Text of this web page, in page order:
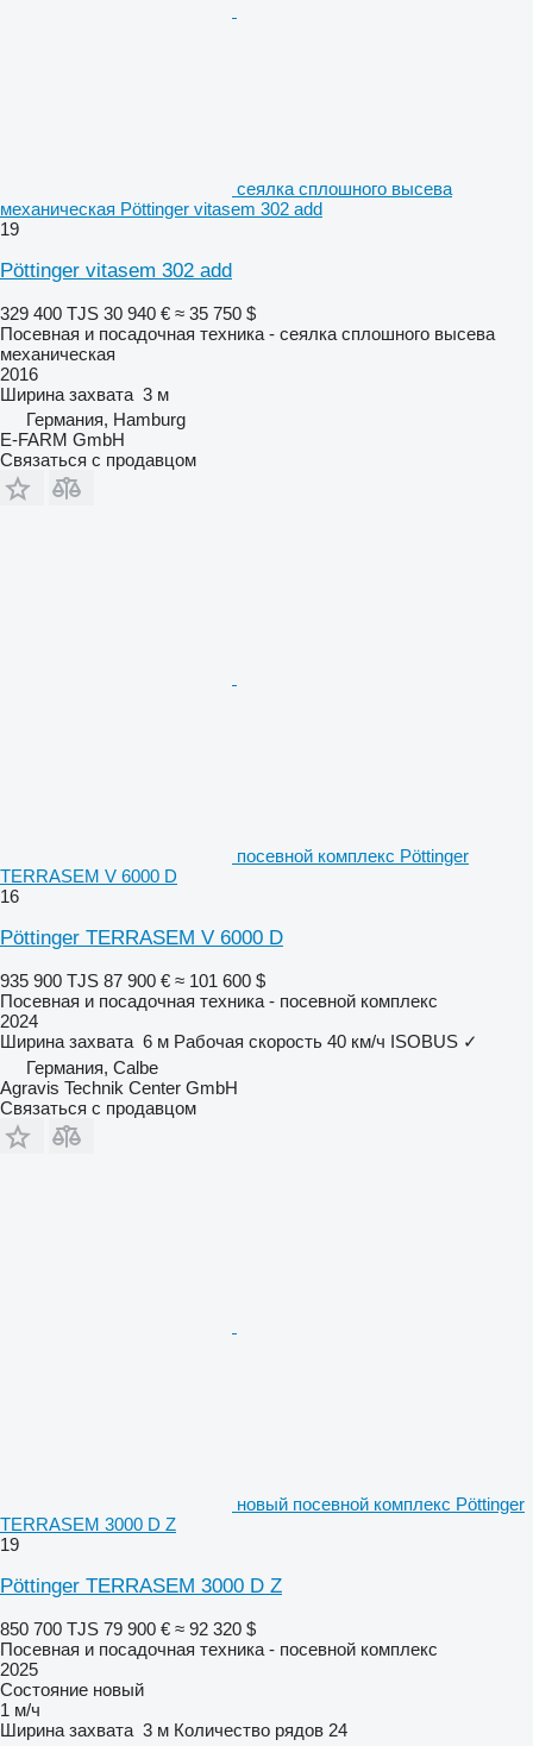
сеялка сплошного высева
механическая Pöttinger vitasem 302 add
19
Pöttinger vitasem 302 add
329 400 TJS 30 940 € ≈ 35 750 $
Посевная и посадочная техника - сеялка сплошного высева
механическая
2016
Ширина захвата 3 м
Германия, Hamburg
E-FARM GmbH
Связаться с продавцом
посевной комплекс Pöttinger
TERRASEM V 6000 D
16
Pöttinger TERRASEM V 6000 D
935 900 TJS 87 900 € ≈ 101 600 $
Посевная и посадочная техника - посевной комплекс
2024
Ширина захвата 6 м Рабочая скорость 40 км/ч ISOBUS ✓
Германия, Calbe
Agravis Technik Center GmbH
Связаться с продавцом
новый посевной комплекс Pöttinger
TERRASEM 3000 D Z
19
Pöttinger TERRASEM 3000 D Z
850 700 TJS 79 900 € ≈ 92 320 $
Посевная и посадочная техника - посевной комплекс
2025
Состояние новый
1 м/ч
Ширина захвата 3 м Количество рядов 24